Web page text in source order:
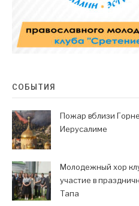
СОБЫТИЯ
Пожар вблизи
Иерусалиме
Молодежный хор
участие в
Тапа